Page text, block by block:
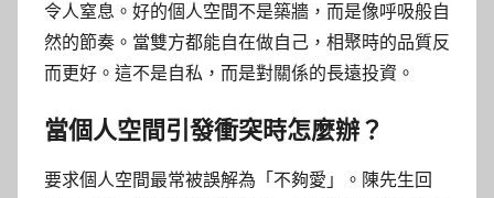
令人窒息。好的個人空間不是築牆，而是像呼吸般自
然的節奏。當雙方都能自在做自己，相聚時的品質反
而更好。這不是自私，而是對關係的長遠投資。
當個人空間引發衝突時怎麼辦？
要求個人空間最常被誤解為「不夠愛」。陳先生回